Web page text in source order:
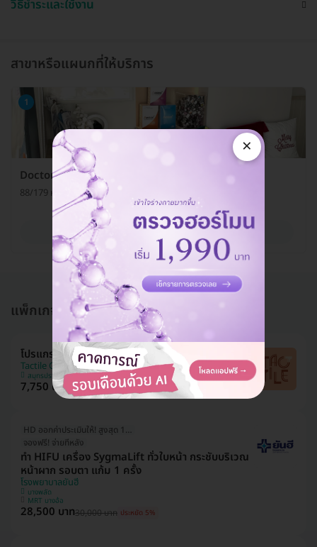
วิธีชำระและใช้งาน
สาขาหรือแผนกที่ให้บริการ
1
Doctor Arm Clinic (ด็อกเตอร์อาร์ม คลินิกเวชกรรม)
88/179 หมู่ 18 ต. คูคต อ. ลำลูกกา จ. ปทุมธานี 12130
ดูรายละเอียด
แพ็กเกจอื่นใน โปรแกรมทำ HIFU
โปรแกรม HIFU M 300 ช็อต (หน้า)
Tactile Clinic (ทัคทาย คลินิกเวชกรรม)
สมุทรปราการ
7,750 บาท 9,990 บาท ประหยัด 22%
HD ออกค่าประเมินให้! สูงสุด 1000 บ.
จองฟรี! จ่ายทีหลัง
ทำ HIFU เครื่อง SygmaLift ทั่วใบหน้า กระชับบริเวณ
หน้าผาก รอบตา แก้ม 1 ครั้ง
โรงพยาบาลยันฮี
บางพลัด
MRT บางอ้อ
28,500 บาท30,000 บาท ประหยัด 5%
×